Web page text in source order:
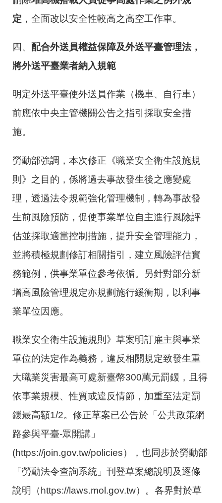
定 ，全面改以安全性較高之高空工作車。
四、 配合外送員權益保障及外送平臺管理法，
將外送平臺業者納入規範
明定外送平臺使外送員作業（機車、自行車）
前應依中央主管機關公告之指引採取安全措
施。
勞動部強調，本次修正《職業安全衛生設施規
則》之目的，係將過去事故發生後之應變處
理，透過法令規範強化管理機制，轉為事故發
生前風險預防，促使事業單位自主進行風險評
估並採取適當控制措施，提升安全管理能力，
並將積極規劃修訂相關指引，建立風險評估實
務範例，供事業單位參考依循。另針對部分新
增高風險管理規定亦規劃施行緩衝期，以利事
業單位因應。
職業安全衛生設施規則》草案明訂雇主與事業
單位的法定作為義務，違反相關規定致發生重
大職業災害最高可處新臺幣300萬元罰鍰，且得
依事業規模、性質或違反情節，加重至法定罰
鍰最高額1/2。修正草案已公告於「公共政策網
路參與平臺-眾開講」
(https://join.gov.tw/policies），也同步於勞動部
「勞動法令查詢系統」刊登草案總說明及逐條
說明（https://laws.mol.gov.tw）。各界對於草